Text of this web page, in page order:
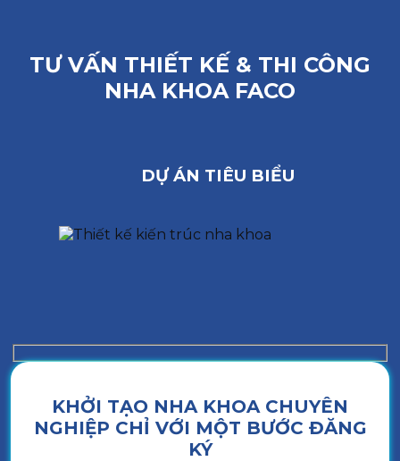
TƯ VẤN THIẾT KẾ & THI CÔNG
NHA KHOA FACO
DỰ ÁN TIÊU BIỂU
KHỞI TẠO NHA KHOA CHUYÊN
NGHIỆP CHỈ VỚI MỘT BƯỚC ĐĂNG
KÝ